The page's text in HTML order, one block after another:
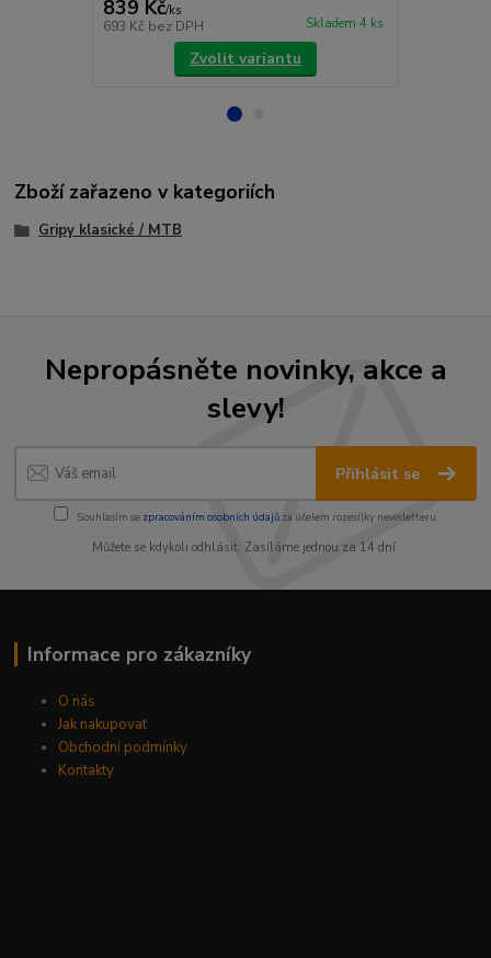
839 Kč/ks
693 Kč bez DPH Skladem 4 ks
Zvolit variantu
Zboží zařazeno v kategoriích
Gripy klasické / MTB
Nepropásněte novinky, akce a
slevy!
Přihlásit se
Souhlasím se zpracováním osobních údajůza účelem rozesílky newsletteru.
Můžete se kdykoli odhlásit. Zasíláme jednou za 14 dní.
Informace pro zákazníky
O nás
Jak nakupovat
Obchodní podmínky
Kontakty